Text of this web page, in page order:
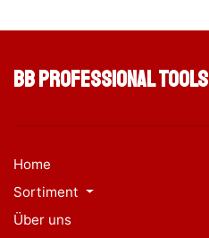
BB Professional Tools
Home
Sortiment
Über uns